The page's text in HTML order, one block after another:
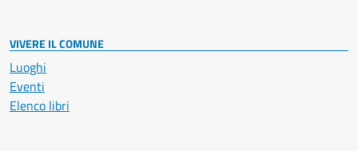
VIVERE IL COMUNE
Luoghi
Eventi
Elenco libri